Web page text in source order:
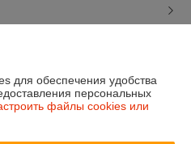
для обеспечения удобства
персональных
файлы cookies или